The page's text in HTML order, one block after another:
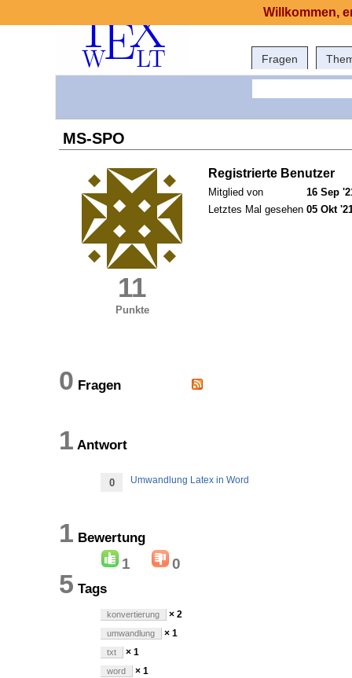
Fragen
MS-SPO
11
Punkte
Registrierte Benutzer
Mitglied von
16 Sep
Letztes Mal gesehen 05 Okt
0 Fragen
1 Antwort
0 Umwandlung Latex in Word
1 Bewertung
1 0
5 Tags
konvertierung × 2
umwandlung × 1
txt × 1
word × 1
Willkommen,